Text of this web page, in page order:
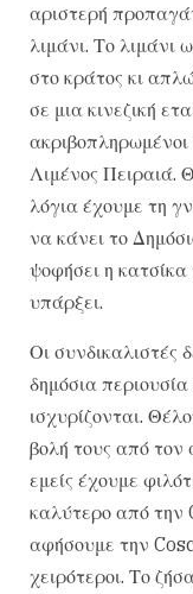
αριστερή
λιμάνι. Το λιμάνι
στο κράτος κι
σε μια κινεζική
Λιμένος Πειραιά.
λόγια έχουμε τη
να κάνει το
ψοφήσει η
υπάρξει.
Οι συνδικαλιστές
δημόσια
ισχυρίζονται.
βολή τους από τον
εμείς έχουμε
καλύτερο από την
αφήσουμε την
χειρότεροι. Το